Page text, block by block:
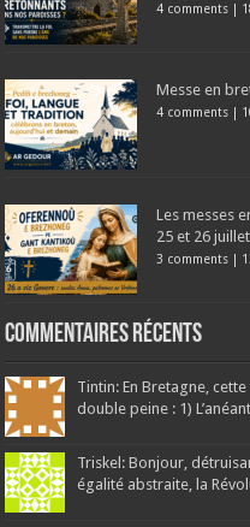
4 comments
Messe en
4 comments
Les messes
25 et 26
3 comments
Commentaires récents
Tintin: En Bretagne,
double peine : 1)
Triskel: Bonjour,
égalité abstraite, la